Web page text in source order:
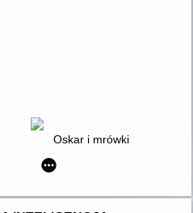
społeczne
Oskar i mrówki